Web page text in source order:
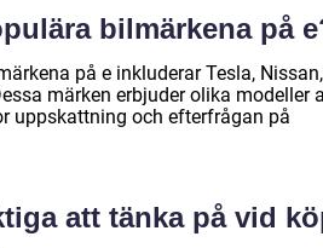
bilmärkena på
på e inkluderar Tesla, Nissan,
märken erbjuder olika modeller
uppskattning och efterfrågan på
att tänka på vid